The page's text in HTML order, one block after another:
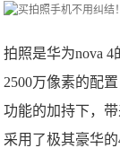
拍照是华为nova
2500万像素的配
功能的加持下，
采用了极其豪华